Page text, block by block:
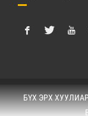
БҮХ ЭРХ